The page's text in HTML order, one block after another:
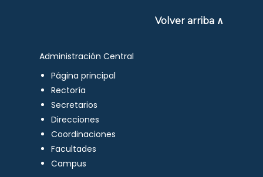
Volver arriba ∧
Administración Central
Página principal
Rectoría
Secretarios
Direcciones
Coordinaciones
Facultades
Campus